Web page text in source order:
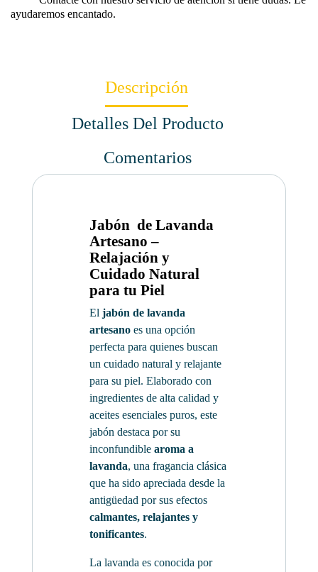
ayudaremos encantado.
Descripción
Detalles Del Producto
Comentarios
Jabón de Lavanda
Artesano –
Relajación y
Cuidado Natural
para tu Piel
El jabón de lavanda
artesano es una opción
perfecta para quienes buscan
un cuidado natural y relajante
para su piel. Elaborado con
ingredientes de alta calidad y
aceites esenciales puros, este
jabón destaca por su
inconfundible aroma a
lavanda, una fragancia clásica
que ha sido apreciada desde la
antigüedad por sus efectos
calmantes, relajantes y
tonificantes.
La lavanda es conocida por